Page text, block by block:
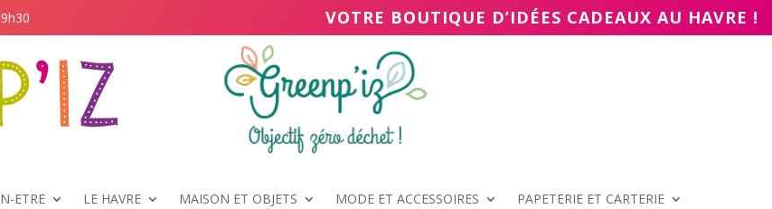
VOTRE BOUTIQUE D’IDÉES CADEAUX AU HAVRE !
ETRE LE HAVRE MAISON ET OBJETS MODE ET ACCESSOIRES PAPETERIE ET CARTERIE